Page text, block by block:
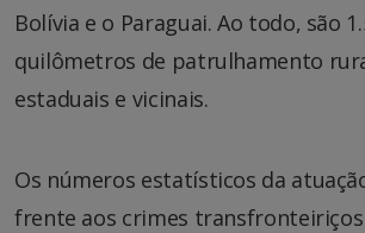
Bolívia e o Paraguai. Ao todo, são
quilômetros de patrulhamento
estaduais e vicinais.
Os números estatísticos da
frente aos crimes